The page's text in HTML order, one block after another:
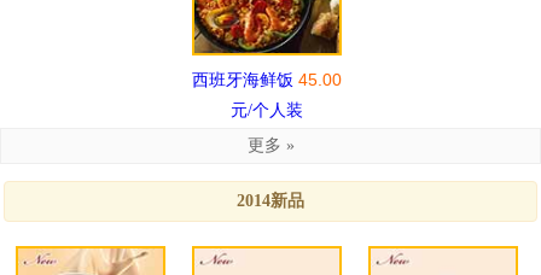
西班牙海鲜饭 45.00
元/个人装
更多 »
2014新品